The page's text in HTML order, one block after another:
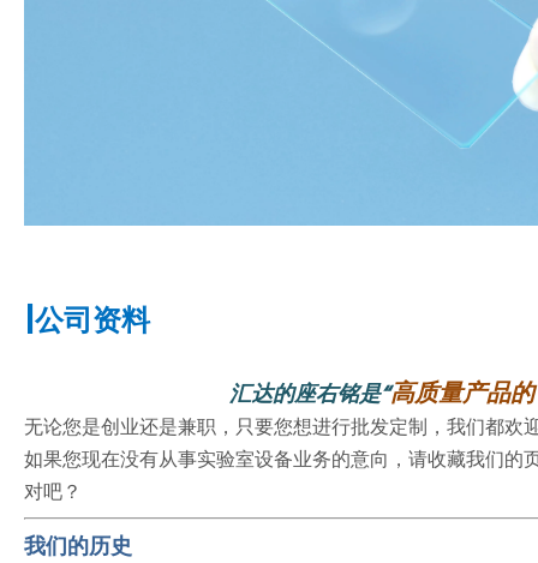
公司资料
汇达的座右铭是“高质量产品
无论您是创业还是兼职，只要您想进行批发定制，我们都欢
如果您现在没有从事实验室设备业务的意向，请收藏我们
对吧？
我们的历史